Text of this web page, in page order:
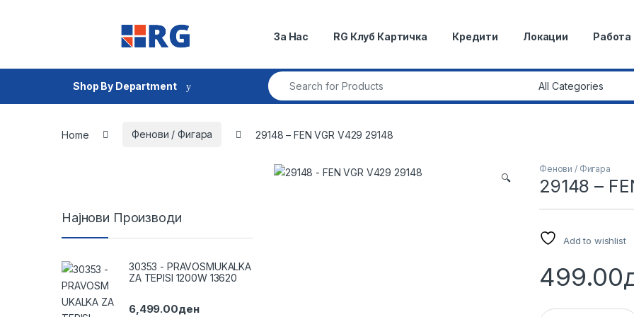
За Нас RG Клуб Картичка Кредити Локации Работа
Shop By Department
Search for:
Home Фенови / Фигара 29148 – FEN VGR V429 29148
🔍
Фенови / Фигара
29148 –
Add to wishlist
499.00
29148 - FEN VGR
Најнови Производи
30353 - PRAVOSMUKALKA
ZA TEPISI 1200W 13620
6,499.00ден